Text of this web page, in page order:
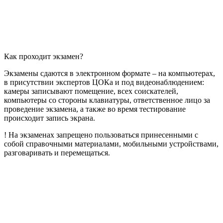
Как проходит экзамен?
Экзамены сдаются в электронном формате – на компьютерах,
в присутствии экспертов ЦОКа и под видеонаблюдением:
камеры записывают помещение, всех соискателей,
компьютеры со стороны клавиатуры, ответственное лицо за
проведение экзамена, а также во время тестирование
происходит запись экрана.
! На экзаменах запрещено пользоваться принесенными с
собой справочными материалами, мобильными устройствами,
разговаривать и перемещаться.